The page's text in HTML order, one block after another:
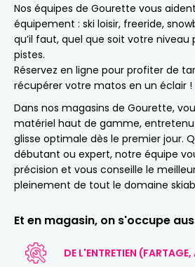
Nos équipes de Gourette vous
équipement : ski loisir, freeride,
qu’il faut, quel que soit votre niveau
pistes.
Réservez en ligne pour profiter de
récupérer votre matos en un éclair !
Dans nos magasins de Gourette,
matériel haut de gamme,
glisse optimale dès le premier jour.
débutant ou expert, notre équipe
précision et vous conseille le
pleinement de tout le domaine
Et en magasin, on s'occupe
DE L'ENTRETIEN